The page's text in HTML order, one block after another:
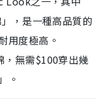
，是一種高品質的
用度極高。
，無需$100穿出幾
。